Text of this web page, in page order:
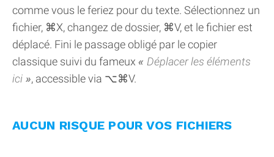
comme vous le feriez pour du texte. Sélectionnez un
fichier, ⌘X, changez de dossier, ⌘V, et le fichier est
déplacé. Fini le passage obligé par le copier
classique suivi du fameux
Déplacer les éléments
ici
, accessible via ⌥⌘V.
AUCUN RISQUE POUR VOS FICHIERS